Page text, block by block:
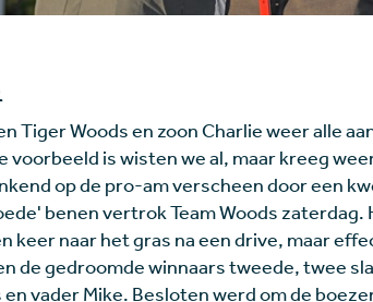
Tiger Woods en zoon Charlie weer alle
voorbeeld is wisten we al, maar kreeg
op de pro-am verscheen door een
benen vertrok Team Woods
keer naar het gras na een drive, maar
de gedroomde winnaars tweede, twee
vader Mike. Besloten werd om de